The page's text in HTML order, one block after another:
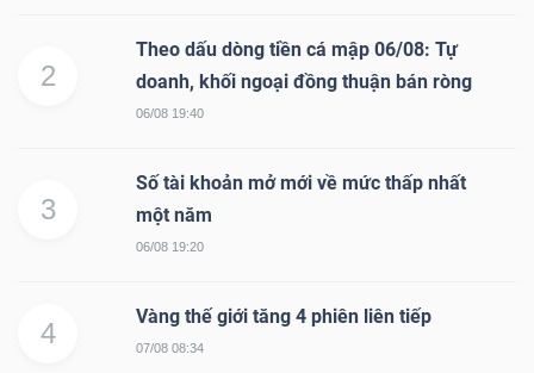
2
Theo dấu dòng tiền cá mập 06/08: Tự
doanh, khối ngoại đồng thuận bán ròng
06/08 19:40
3
Số tài khoản mở mới về mức thấp nhất
một năm
06/08 19:20
4
Vàng thế giới tăng 4 phiên liên tiếp
07/08 08:34